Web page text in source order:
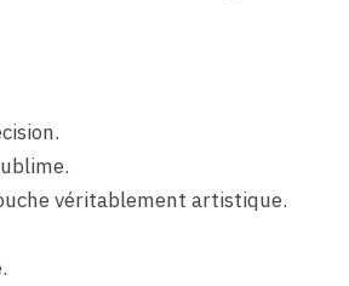
véritablement artistique.